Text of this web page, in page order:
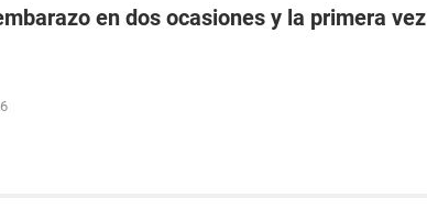
en dos ocasiones y la primera vez